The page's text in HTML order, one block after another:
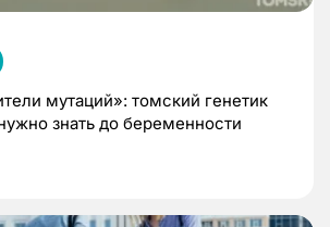
мутаций»: томский генетик
знать до беременности